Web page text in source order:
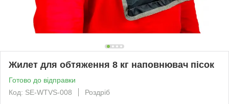
Жилет для обтяження 8 кг наповнювач пісок
Готово до відправки
Код: SE-WTVS-008
Роздріб